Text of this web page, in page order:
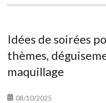
Idées de soirées
thèmes,
maquillage
08/10/2025